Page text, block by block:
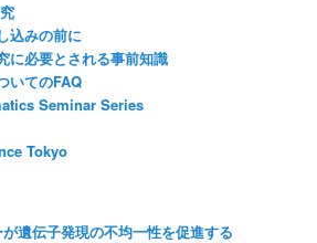
込みの前に
に必要とされる事前知識
いてのFAQ
Seminar Series
Tokyo
遺伝子発現の不均一性を促進する